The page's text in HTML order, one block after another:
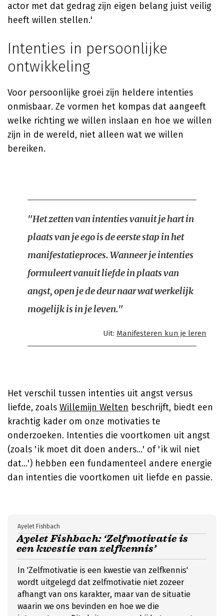
actor met dat gedrag zijn eigen belang juist veilig
heeft willen stellen.'
Intenties in persoonlijke
ontwikkeling
Voor persoonlijke groei zijn heldere intenties
onmisbaar. Ze vormen het kompas dat aangeeft
welke richting we willen inslaan en hoe we willen
zijn in de wereld, niet alleen wat we willen
bereiken.
"Het zetten van intenties vanuit je hart in
plaats van je ego is de eerste stap in het
manifestatieproces. Wanneer je intenties
formuleert vanuit liefde in plaats van
angst, open je de deur naar wat werkelijk
mogelijk is in je leven."
Uit: Manifesteren kun je leren
Het verschil tussen intenties uit angst versus
liefde, zoals Willemijn Welten beschrijft, biedt een
krachtig kader om onze motivaties te
onderzoeken. Intenties die voortkomen uit angst
(zoals 'ik moet dit doen anders...' of 'ik wil niet
dat...') hebben een fundamenteel andere energie
dan intenties die voortkomen uit liefde en passie.
Ayelet Fishbach: ‘Zelfmotivatie is
een kwestie van zelfkennis’
Ayelet Fishbach
In 'Zelfmotivatie is een kwestie van zelfkennis'
wordt uitgelegd dat zelfmotivatie niet zozeer
afhangt van ons karakter, maar van de situatie
waarin we ons bevinden en hoe we die